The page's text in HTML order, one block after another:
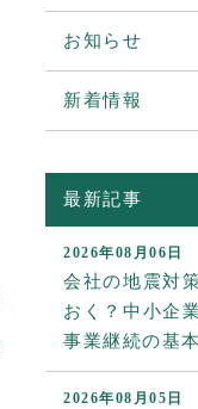
お知らせ
新着情報
最新記事
2026年08月06日
会社の地震対
おく？中小企
事業継続の基本
2026年08月05日